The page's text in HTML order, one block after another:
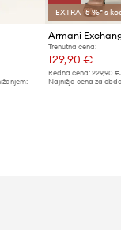
EXTRA -5 %* s
Trenutna cena:
129,90 €
Redna cena:229,90 €
Najnižja cena za